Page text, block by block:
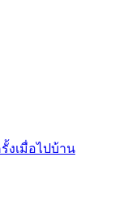
งเมื่อไปบ้าน